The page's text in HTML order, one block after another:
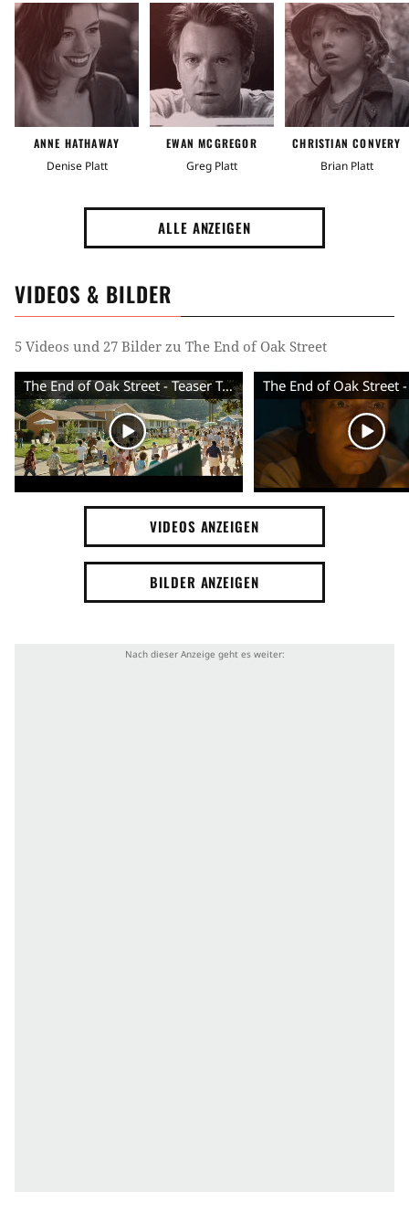
Mysterythriller
Zeit
1980er Jahre Prähistorische Zeit Vergangenheit
Vorstadt-Idylle
Handlung
Angriff durch Monster Transport Lebensgefahr
Überraschung Kreatur Vorstadt-Idylle
Mutter Hund Flucht Jagd Angriff
Angriff durch Tier geheimnisvoll Bedrohung
ANNE HATHAWAY
Denise Platt
EWAN MCGREGOR
Greg Platt
CHRISTIAN CONVERY
Brian Platt
ALLE ANZEIGEN
VIDEOS & BILDER
5 Videos und 27 Bilder zu The End of Oak Street
The End of Oak Street - Teaser Trailer (Deutsch) HD
VIDEOS ANZEIGEN
BILDER ANZEIGEN